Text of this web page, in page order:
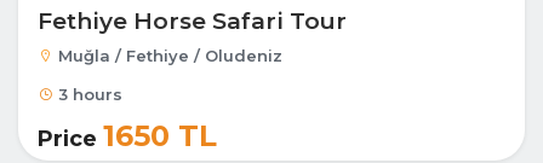
Fethiye Horse Safari Tour
Muğla / Fethiye / Oludeniz
3 hours
Price 1650 TL